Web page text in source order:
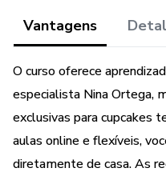
segredos para criar
que deixarão seus clientes
- **Recheios Deliciosos e
recheios que combinam
trazendo aquele sabor de
- **Técnicas de
Vantagens
O curso oferece
especialista Nina Ortega,
exclusivas para cupcakes
aulas online e flexíveis,
diretamente de casa. As